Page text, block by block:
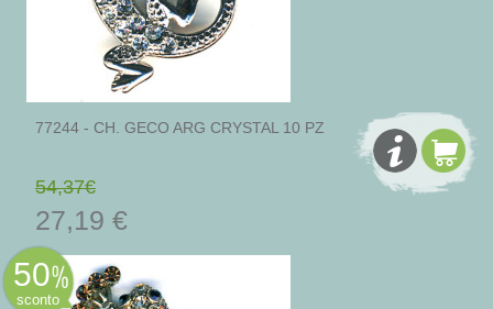
77244 - CH. GECO ARG CRYSTAL 10 PZ
54,37€
27,19 €
50
sconto